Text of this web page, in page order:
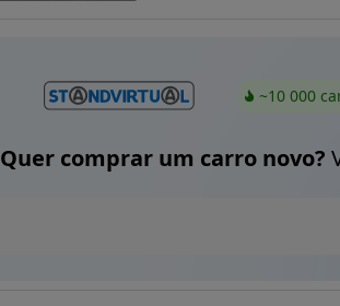
~10 000
Quer comprar um carro novo?